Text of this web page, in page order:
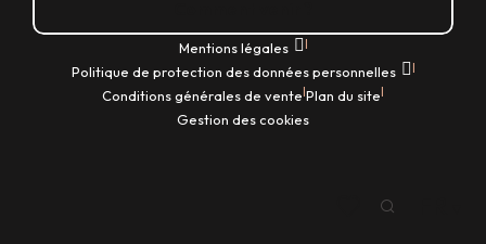
Mentions légales |
Politique de protection des données personnelles |
Conditions générales de vente|Plan du site|
Gestion des cookies